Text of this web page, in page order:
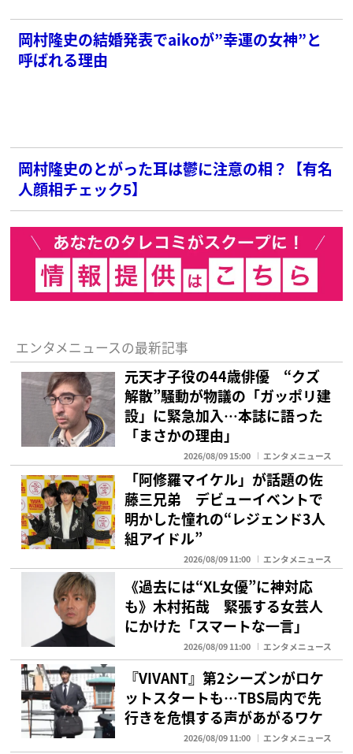
岡村隆史の結婚発表でaikoが”幸運の女神”と
呼ばれる理由
岡村隆史のとがった耳は鬱に注意の相？【有名
人顔相チェック5】
エンタメニュースの最新記事
元天才子役の44歳俳優 “クズ
解散”騒動が物議の「ガッポリ建
設」に緊急加入…本誌に語った
「まさかの理由」
2026/08/09 15:00 エンタメニュース
「阿修羅マイケル」が話題の佐
藤三兄弟 デビューイベントで
明かした憧れの“レジェンド3人
組アイドル”
2026/08/09 11:00 エンタメニュース
《過去には“XL女優”に神対応
も》木村拓哉 緊張する女芸人
にかけた「スマートな一言」
2026/08/09 11:00 エンタメニュース
『VIVANT』第2シーズンがロケ
ットスタートも…TBS局内で先
行きを危惧する声があがるワケ
2026/08/09 11:00 エンタメニュース